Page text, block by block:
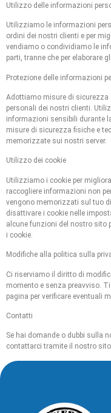
Utilizzo delle informazioni
Utilizziamo le informazioni
ordini dei nostri clienti e per
vendiamo o condividiamo le
parti, tranne che per elaborare
Protezione delle informazioni
Adottiamo misure di sicurezza
personali dei nostri clienti.
informazioni sensibili durante
misure di sicurezza fisiche e
memorizzate sui nostri server.
Utilizzo dei cookie
Utilizziamo i cookie per
raccogliere informazioni non
vengono memorizzati sul tuo
disattivare i cookie nelle
alcune funzioni del nostro sito
i cookie.
Modifiche alla politica sulla
Ci riserviamo il diritto di
momento e senza preavviso.
pagina per verificare eventuali
Contatti
Se hai domande o dubbi sulla
contattarci tramite il nostro